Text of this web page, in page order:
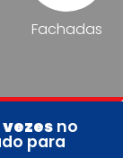
Fachadas
vezes no
para